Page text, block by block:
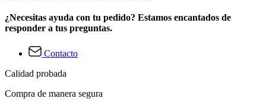
¿Necesitas ayuda con tu pedido? Estamos encantados de
responder a tus preguntas.
Contacto
Calidad probada
Compra de manera segura